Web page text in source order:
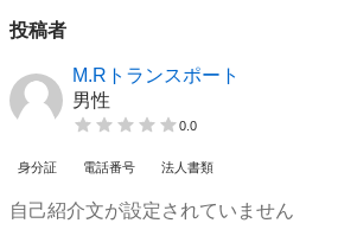
投稿者
M.Rトランスポート
男性
0.0
身分証 電話番号 法人書類
自己紹介文が設定されていません